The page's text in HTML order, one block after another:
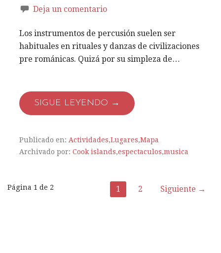
Deja un comentario
Los instrumentos de percusión suelen ser
habituales en rituales y danzas de civilizaciones
pre románicas. Quizá por su simpleza de…
SIGUE LEYENDO →
Publicado en: Actividades,Lugares,Mapa
Archivado por: Cook islands,espectaculos,musica
Página 1 de 2 1 2 Siguiente →